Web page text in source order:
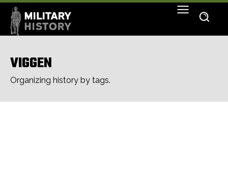
VIGGEN
Organizing history by tags.